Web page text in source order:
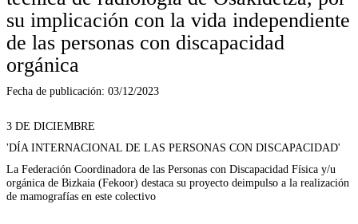
su implicación con la vida independiente
de las personas con discapacidad
orgánica
Fecha de publicación: 03/12/2023
3 DE DICIEMBRE
'DÍA INTERNACIONAL DE LAS PERSONAS CON DISCAPACIDAD'
La Federación Coordinadora de las Personas con Discapacidad Física y/u
orgánica de Bizkaia (Fekoor) destaca su proyecto deimpulso a la realización
de mamografías en este colectivo